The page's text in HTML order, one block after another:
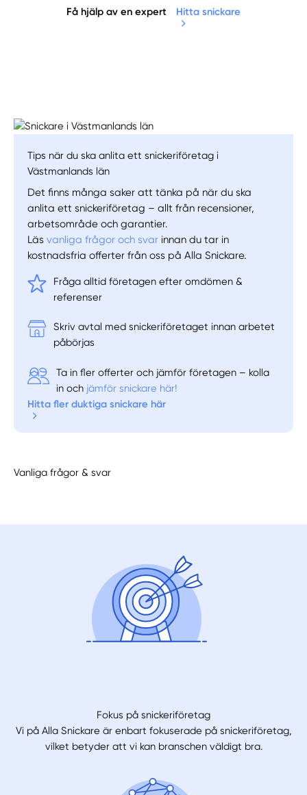
Manuellt Få hjälp
Välj tillvägagångssätt
Få hjälp av en expert Hitta snickare
Tips när du ska anlita ett snickeriföretag i
Västmanlands län
Det finns många saker att tänka på när du ska
anlita ett snickeriföretag – allt från recensioner,
arbetsområde och garantier.
Läsvanliga frågor och svar innan du tar in
kostnadsfria offerter från oss på Alla Snickare.
Fråga alltid företagen efter omdömen &
referenser
Skriv avtal med snickeriföretaget innan arbetet
påbörjas
Ta in fler offerter och jämför företagen – kolla
in och jämför snickare här!
Hitta fler duktiga snickare här
Vanliga frågor & svar
Fokus på snickeriföretag
Vi på Alla Snickare är enbart fokuserade på snickeriföretag,
vilket betyder att vi kan branschen väldigt bra.